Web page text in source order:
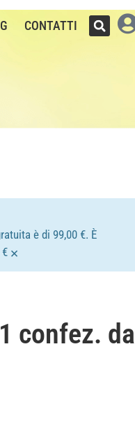
CONTATTI
è di 99,00 €. È
×
confez. da